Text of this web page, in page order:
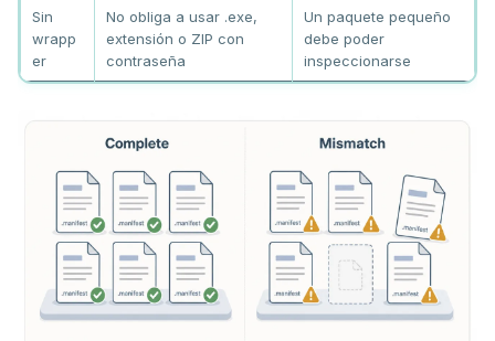
Sin
wrapp
er
No obliga a usar .exe,
extensión o ZIP con
contraseña
Un paquete pequeño
debe poder
inspeccionarse